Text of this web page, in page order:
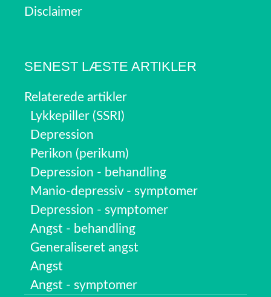
Disclaimer
SENEST LÆSTE ARTIKLER
Relaterede artikler
Lykkepiller (SSRI)
Depression
Perikon (perikum)
Depression - behandling
Manio-depressiv - symptomer
Depression - symptomer
Angst - behandling
Generaliseret angst
Angst
Angst - symptomer